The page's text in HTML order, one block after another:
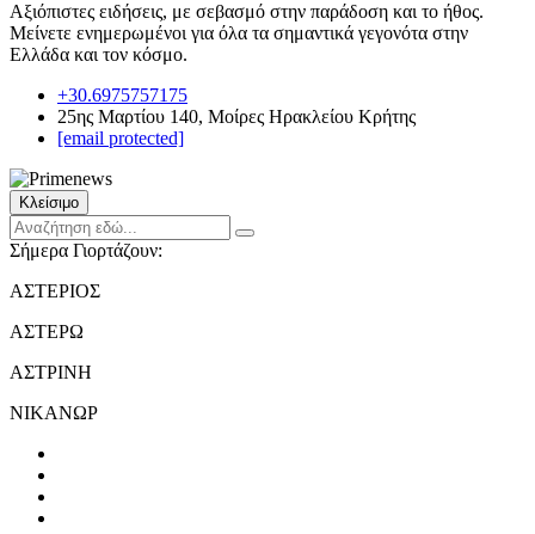
Αξιόπιστες ειδήσεις, με σεβασμό στην παράδοση και το ήθος.
Μείνετε ενημερωμένοι για όλα τα σημαντικά γεγονότα στην
Ελλάδα και τον κόσμο.
+30.6975757175
25ης Μαρτίου 140, Μοίρες Ηρακλείου Κρήτης
[email protected]
Κλείσιμο
Σήμερα Γιορτάζουν:
ΑΣΤΕΡΙΟΣ
ΑΣΤΕΡΩ
ΑΣΤΡΙΝΗ
ΝΙΚΑΝΩΡ